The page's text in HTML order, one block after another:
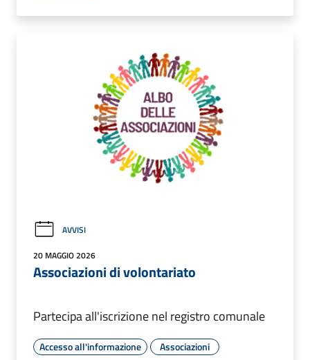
AVVISI
20 MAGGIO 2026
Associazioni di volontariato
Partecipa all'iscrizione nel registro comunale
Accesso all'informazione Associazioni